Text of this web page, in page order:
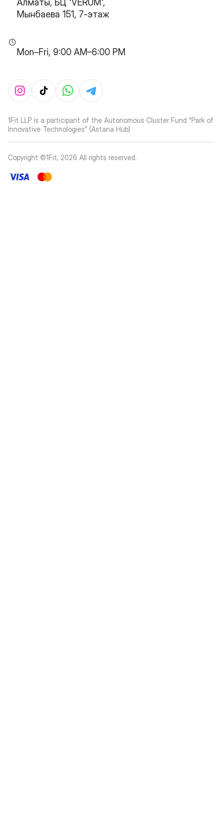
Алматы, БЦ 'VERUM',
Мынбаева 151, 7-этаж
Mon–Fri, 9:00 AM–6:00 PM
1Fit LLP is a participant of the Autonomous Cluster Fund “Park of
Innovative Technologies” (Astana Hub)
Copyright ©1Fit, 2026 All rights reserved.